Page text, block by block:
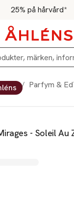
25% på hårvård*
medlemmar -
Doft / Parfym &
- Soleil Au